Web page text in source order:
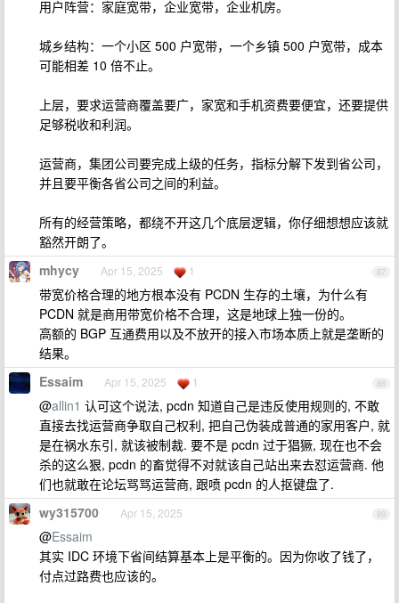
用户阵营：家庭宽带，企业宽带，企业机房。
城乡结构：一个小区 500 户宽带，一个乡镇 500 户宽带，成本
可能相差 10 倍不止。
上层，要求运营商覆盖要广，家宽和手机资费要便宜，还要提供
足够税收和利润。
运营商，集团公司要完成上级的任务，指标分解下发到省公司，
并且要平衡各省公司之间的利益。
所有的经营策略，都绕不开这几个底层逻辑，你仔细想想应该就
豁然开朗了。
87
mhycy Apr 15, 2025 1
带宽价格合理的地方根本没有 PCDN 生存的土壤，为什么有
PCDN 就是商用带宽价格不合理，这是地球上独一份的。
高额的 BGP 互通费用以及不放开的接入市场本质上就是垄断的
结果。
88
Essaim Apr 15, 2025 1
@allin1 认可这个说法, pcdn 知道自己是违反使用规则的, 不敢
直接去找运营商争取自己权利, 把自己伪装成普通的家用客户, 就
是在祸水东引, 就该被制裁. 要不是 pcdn 过于猖獗, 现在也不会
杀的这么狠, pcdn 的畜觉得不对就该自己站出来去怼运营商. 他
们也就敢在论坛骂骂运营商, 跟喷 pcdn 的人抠键盘了.
89
wy315700 Apr 15, 2025
@Essaim
其实 IDC 环境下省间结算基本上是平衡的。因为你收了钱了，
付点过路费也应该的。